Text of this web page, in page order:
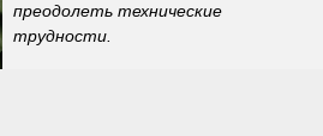
преодолеть технические
трудности.